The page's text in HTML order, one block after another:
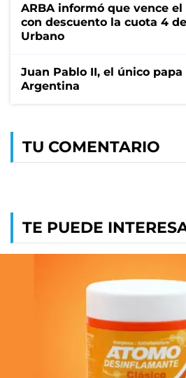
ARBA informó que vence
con descuento la cuota 4
Urbano
Juan Pablo II, el único
Argentina
TU COMENTARIO
TE PUEDE